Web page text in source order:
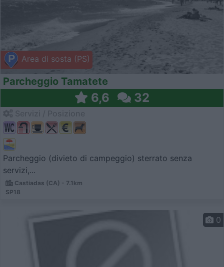
Area di sosta (PS)
Parcheggio Tamatete
6,6 32
Parcheggio (divieto di campeggio) sterrato senza
servizi,...
Castiadas (CA) - 7.1km
SP18
0